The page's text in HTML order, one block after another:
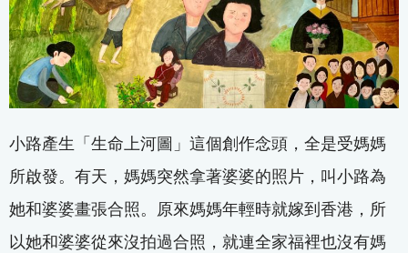
小路產生「生命上河圖」這個創作念頭，全是受媽媽
所啟發。有天，媽媽突然拿著婆婆的照片，叫小路為
她和婆婆畫張合照。原來媽媽年輕時就嫁到香港，所
以她和婆婆從來沒拍過合照，就連全家福裡也沒有媽